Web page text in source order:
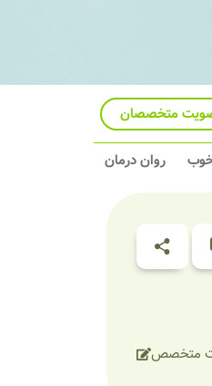
متخصصان
خوب روان درمان
متخصص